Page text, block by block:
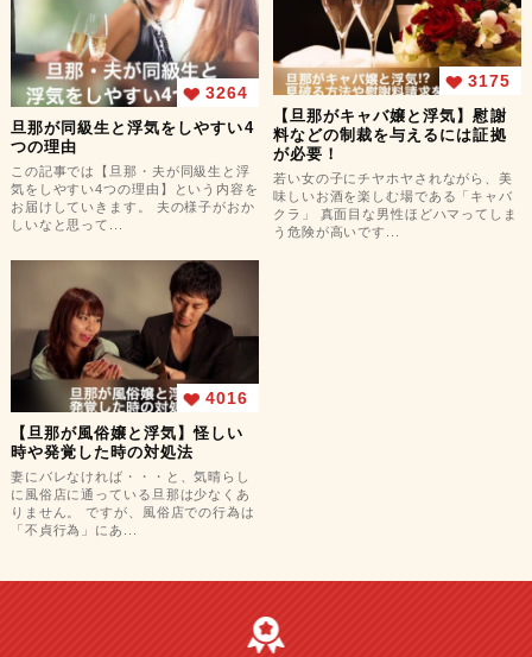
3264
旦那が同級生と浮気をしやすい4
つの理由
この記事では【旦那・夫が同級生と浮
気をしやすい4つの理由】という内容を
お届けしていきます。 夫の様子がおか
しいなと思って...
3175
【旦那がキャバ嬢と浮気】慰謝
料などの制裁を与えるには証拠
が必要！
若い女の子にチヤホヤされながら、美
味しいお酒を楽しむ場である「キャバ
クラ」 真面目な男性ほどハマってしま
う危険が高いです...
4016
【旦那が風俗嬢と浮気】怪しい
時や発覚した時の対処法
妻にバレなければ・・・と、気晴らし
に風俗店に通っている旦那は少なくあ
りません。 ですが、風俗店での行為は
「不貞行為」にあ...